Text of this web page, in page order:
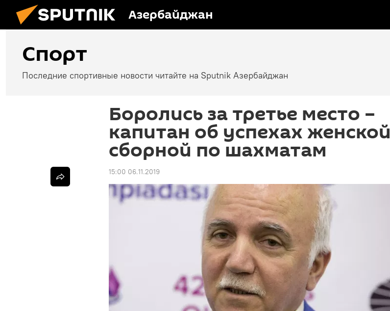
Азербайджан
Спорт
Последние спортивные новости читайте на Sputnik Азербайджан
Боролись за третье место –
капитан об успехах женской
сборной по шахматам
15:00 06.11.2019